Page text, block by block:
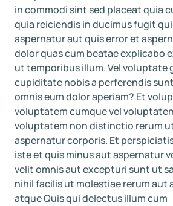
in commodi sint sed placeat quia
quia reiciendis in ducimus fugit
aspernatur aut quis error et
dolor quas cum beatae explicabo
ut temporibus illum. Vel voluptate
cupiditate nobis a perferendis
omnis eum dolor aperiam? Et
voluptatem cumque vel
voluptatem non distinctio rerum
aspernatur corporis. Et
iste et quis minus aut aspernatur
velit omnis aut excepturi sunt ut
nihil facilis ut molestiae rerum aut
atque Quis qui delectus illum cum